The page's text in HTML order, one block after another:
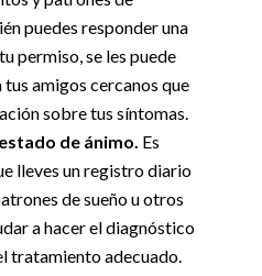
puedes responder una
permiso, se les puede
amigos cercanos que
sobre tus síntomas.
de ánimo. Es
lleves un registro diario
de sueño u otros
a hacer el diagnóstico
tratamiento adecuado.